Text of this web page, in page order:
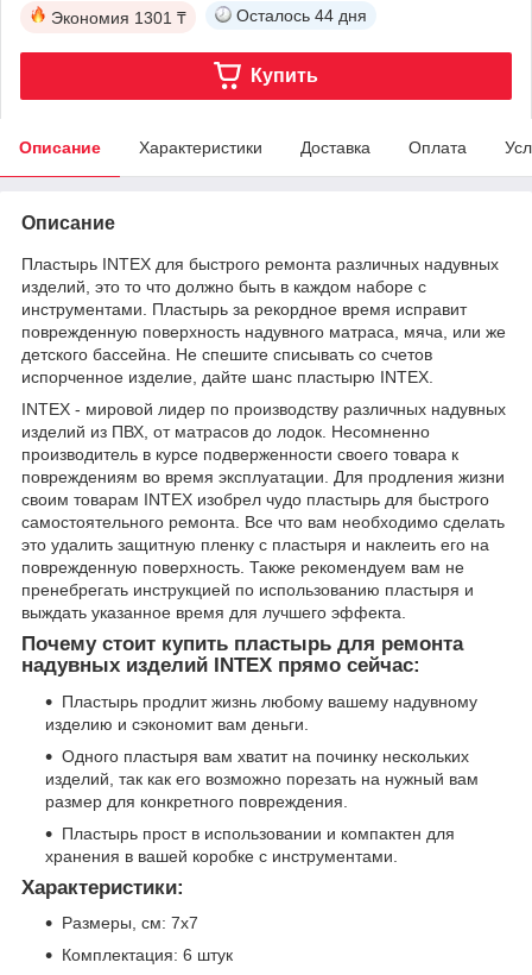
Экономия 1301 ₸ Осталось 44 дня
Купить
Описание Характеристики Доставка Оплата
Описание
Пластырь INTEX для быстрого ремонта различных надувных
изделий, это то что должно быть в каждом наборе с
инструментами. Пластырь за рекордное время исправит
поврежденную поверхность надувного матраса, мяча, или же
детского бассейна. Не спешите списывать со счетов
испорченное изделие, дайте шанс пластырю INTEX.
INTEX - мировой лидер по производству различных надувных
изделий из ПВХ, от матрасов до лодок. Несомненно
производитель в курсе подверженности своего товара к
повреждениям во время эксплуатации. Для продления жизни
своим товарам INTEX изобрел чудо пластырь для быстрого
самостоятельного ремонта. Все что вам необходимо сделать
это удалить защитную пленку с пластыря и наклеить его на
поврежденную поверхность. Также рекомендуем вам не
пренебрегать инструкцией по использованию пластыря и
выждать указанное время для лучшего эффекта.
Почему стоит купить пластырь для ремонта
надувных изделий INTEX прямо сейчас:
Пластырь продлит жизнь любому вашему надувному
изделию и сэкономит вам деньги.
Одного пластыря вам хватит на починку нескольких
изделий, так как его возможно порезать на нужный вам
размер для конкретного повреждения.
Пластырь прост в использовании и компактен для
хранения в вашей коробке с инструментами.
Характеристики:
Размеры, см: 7х7
Комплектация: 6 штук